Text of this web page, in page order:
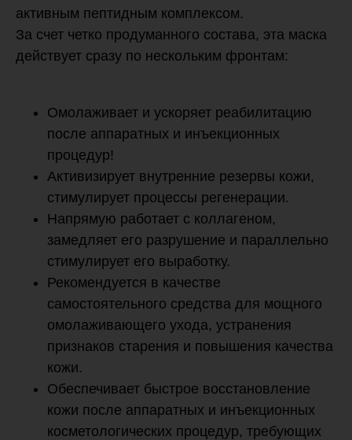
активным пептидным комплексом.
За счет четко продуманного состава, эта маска
действует сразу по нескольким фронтам:
Омолаживает и ускоряет реабилитацию
после аппаратных и инъекционных
процедур!
Активизирует внутренние резервы кожи,
стимулирует процессы регенерации.
Напрямую работает с коллагеном,
замедляет его разрушение и параллельно
стимулирует его выработку.
Рекомендуется в качестве
самостоятельного средства для мощного
омолаживающего ухода, устранения
признаков старения и повышения качества
кожи.
Обеспечивает быстрое восстановление
кожи после аппаратных и инъекционных
косметологических процедур, требующих